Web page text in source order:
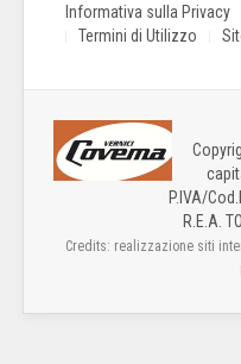
Informativa sulla Privacy
Termini di Utilizzo
P.IVA/
R.E.A.
Credits: realizzazione siti